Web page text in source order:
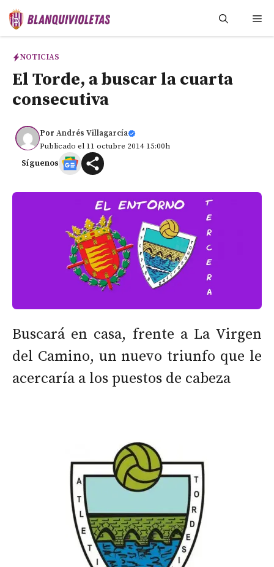
Saltar
NOTICIAS
El Torde, a buscar la cuarta
consecutiva
Por Andrés Villagarcía
Publicado el 11 octubre 2014 15:00h
Síguenos
Buscará en casa, frente a La Virgen
del Camino, un nuevo triunfo que le
acercaría a los puestos de cabeza